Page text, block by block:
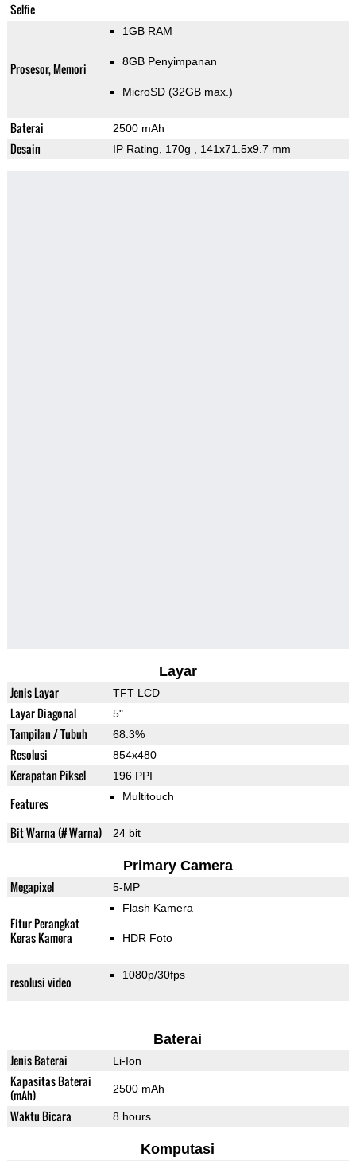
Selfie
Prosesor, Memori
1GB RAM
8GB Penyimpanan
MicroSD (32GB max.)
Baterai 2500 mAh
Desain IP Rating, 170g , 141x71.5x9.7 mm
Layar
Jenis Layar TFT LCD
Layar Diagonal 5"
Tampilan / Tubuh 68.3%
Resolusi 854x480
Kerapatan Piksel 196 PPI
Features Multitouch
Bit Warna (# Warna) 24 bit
Primary Camera
Megapixel 5-MP
Fitur Perangkat
Keras Kamera
Flash Kamera
HDR Foto
resolusi video 1080p/30fps
Baterai
Jenis Baterai Li-Ion
Kapasitas Baterai
(mAh)
2500 mAh
Waktu Bicara 8 hours
Komputasi